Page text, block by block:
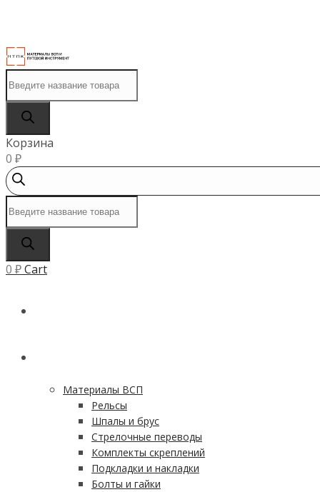
товаров
Корзина
0 ₽
товаров
0 ₽Cart
Материалы ВСП
Рельсы
Шпалы и брус
Стрелочные переводы
Комплекты скреплений
Подкладки и накладки
Болты и гайки